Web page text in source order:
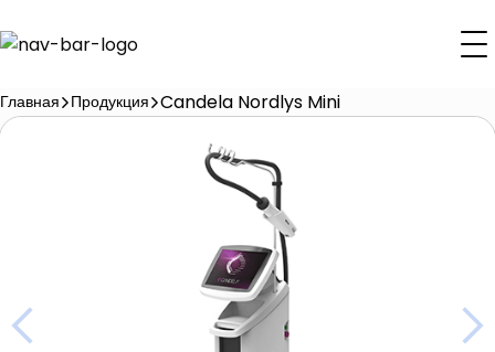
Главная Продукция Candela Nordlys Mini